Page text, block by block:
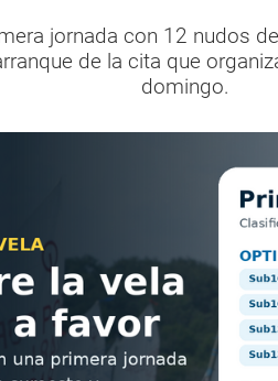
jornada con 12 nudos
de la cita que
domingo.